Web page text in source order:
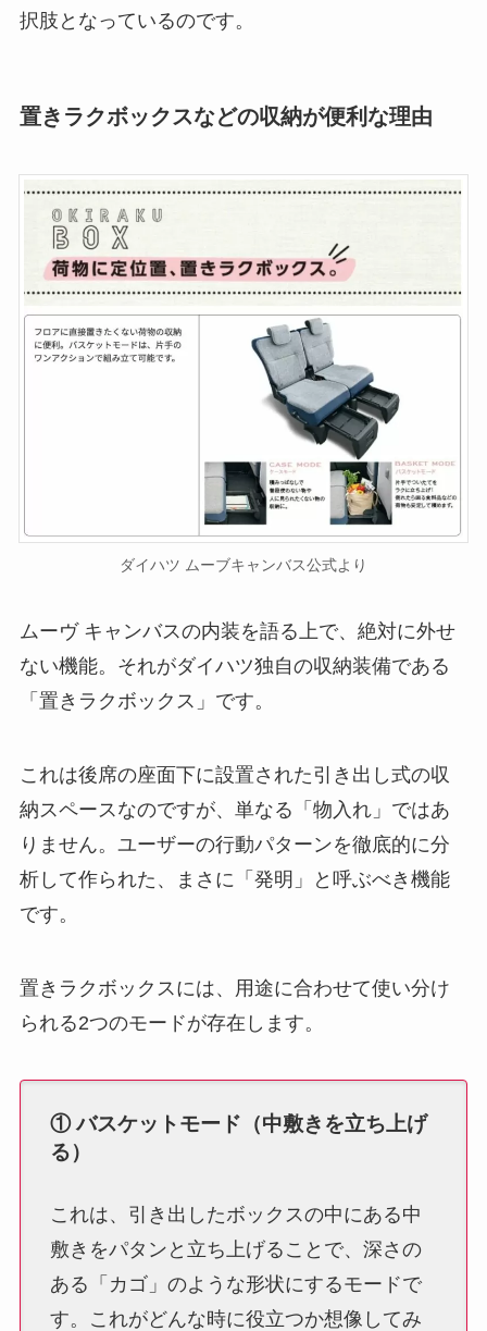
択肢となっているのです。
置きラクボックスなどの収納が便利な理由
ダイハツ ムーブキャンバス公式より
ムーヴ キャンバスの内装を語る上で、絶対に外せ
ない機能。それがダイハツ独自の収納装備である
「置きラクボックス」です。
これは後席の座面下に設置された引き出し式の収
納スペースなのですが、単なる「物入れ」ではあ
りません。ユーザーの行動パターンを徹底的に分
析して作られた、まさに「発明」と呼ぶべき機能
です。
置きラクボックスには、用途に合わせて使い分け
られる2つのモードが存在します。
① バスケットモード（中敷きを立ち上げ
る）
これは、引き出したボックスの中にある中
敷きをパタンと立ち上げることで、深さの
ある「カゴ」のような形状にするモードで
す。これがどんな時に役立つか想像してみ